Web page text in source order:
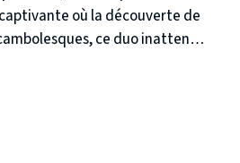
où la découverte de
ce duo inattendu
leurs fragilités tendres, et
et de trouver enfin
et humoristique,